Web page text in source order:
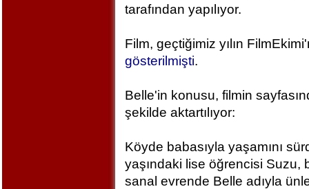
tarafından yapılıyor.
Film, geçtiğimiz yılın
gösterilmişti.
Belle'in konusu, filmin
şekilde aktartılıyor:
Köyde babasıyla yaşamını
yaşındaki lise öğrencisi Suzu,
sanal evrende Belle adıyla